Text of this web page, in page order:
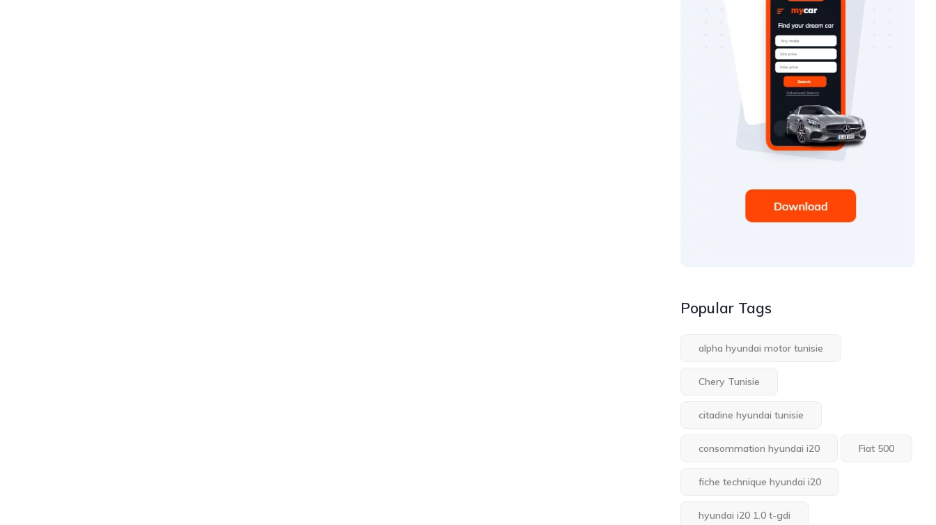
Popular Tags
alpha hyundai motor tunisie
Chery Tunisie
citadine hyundai tunisie
consommation hyundai i20 Fiat 500
fiche technique hyundai i20
hyundai i20 1.0 t-gdi